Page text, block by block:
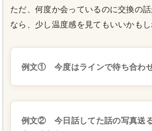
ただ、何度か会っているのに交換の
なら、少し温度感を見てもいいかもし
例文① 今度はラインで待ち合わ
例文② 今日話してた話の写真送